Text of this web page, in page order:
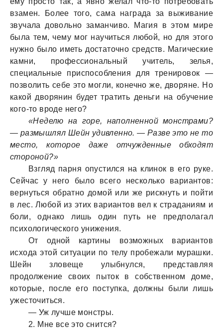
взамен. Более того, сама награда за выживание
звучала довольно заманчиво. Магия в этом мире
была тем, чему мог научиться любой, но для этого
нужно было иметь достаточно средств. Магические
камни, профессиональный учитель, зелья,
специальные приспособления для тренировок —
позволить себе это могли, конечно же, дворяне. Но
какой дворянин будет тратить деньги на обучение
кого-то вроде него?
«Неделю на горе, наполненной монстрами?
— размышлял Шейн удивленно. — Разве это не то
место, которое даже отчужденные обходят
стороной?»
Взгляд парня опустился на клинок в его руке.
Сейчас у него было всего несколько вариантов:
вернуться обратно домой или же рискнуть и пойти
в лес. Любой из этих вариантов вел к страданиям и
боли, однако лишь один путь не предполагал
психологического унижения.
От одной картины возможных вариантов
исхода этой ситуации по телу пробежали мурашки.
Шейн зловеще улыбнулся, представляя
продолжение своих пыток в собственном доме,
которые, после его поступка, должны были лишь
ужесточиться.
— Уж лучше монстры.
2. Мне все это снится?